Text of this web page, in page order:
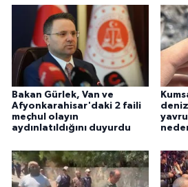
Bakan Gürlek, Van ve
Afyonkarahisar'daki 2 faili
meçhul olayın
aydınlatıldığını duyurdu